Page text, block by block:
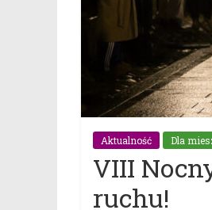
Aktualność Dla
VIII
ruchu!